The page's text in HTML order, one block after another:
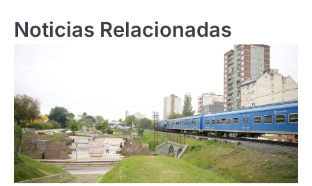
Noticias Relacionadas